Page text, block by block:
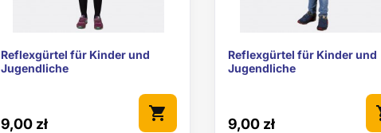
Vorschau
Reflexgürtel für Kinder und
Jugendliche
9,00 zł
shopping_cart
Vorschau
Reflexgürtel für Kinder und
Jugendliche
9,00 zł